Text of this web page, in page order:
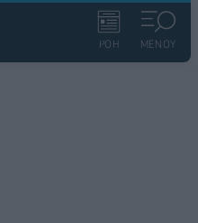
ΡΟΗ ΜΕΝΟΥ